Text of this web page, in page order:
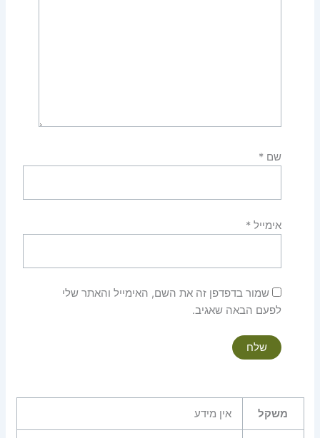
שם *
אימייל *
שמור בדפדפן זה את השם, האימייל והאתר שלי
לפעם הבאה שאגיב.
משקל אין מידע